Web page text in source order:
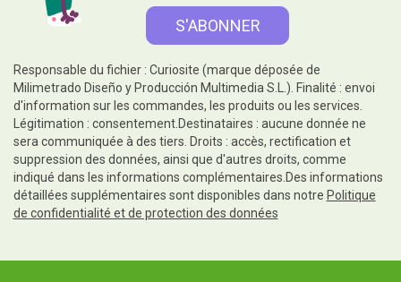
Responsable du fichier : Curiosite (marque déposée de
Milimetrado Diseño y Producción Multimedia S.L.). Finalité : envoi
d'information sur les commandes, les produits ou les services.
Légitimation : consentement.Destinataires : aucune donnée ne
sera communiquée à des tiers. Droits : accès, rectification et
suppression des données, ainsi que d'autres droits, comme
indiqué dans les informations complémentaires.Des informations
détaillées supplémentaires sont disponibles dans notre Politique
de confidentialité et de protection des données